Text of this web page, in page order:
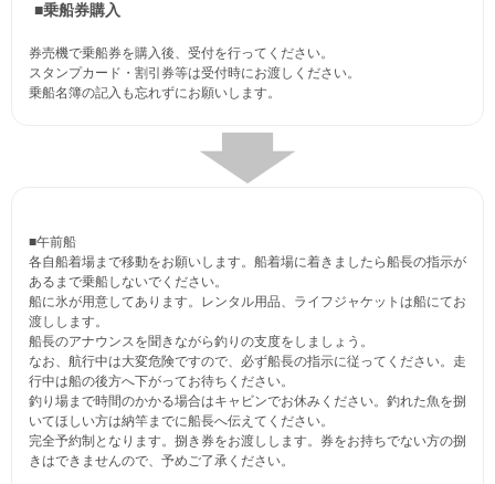
■乗船券購入
券売機で乗船券を購入後、受付を行ってください。
スタンプカード・割引券等は受付時にお渡しください。
乗船名簿の記入も忘れずにお願いします。
■午前船
各自船着場まで移動をお願いします。船着場に着きましたら船長の指示が
あるまで乗船しないでください。
船に氷が用意してあります。レンタル用品、ライフジャケットは船にてお
渡しします。
船長のアナウンスを聞きながら釣りの支度をしましょう。
なお、航行中は大変危険ですので、必ず船長の指示に従ってください。走
行中は船の後方へ下がってお待ちください。
釣り場まで時間のかかる場合はキャビンでお休みください。釣れた魚を捌
いてほしい方は納竿までに船長へ伝えてください。
完全予約制となります。捌き券をお渡しします。券をお持ちでない方の捌
きはできませんので、予めご了承ください。